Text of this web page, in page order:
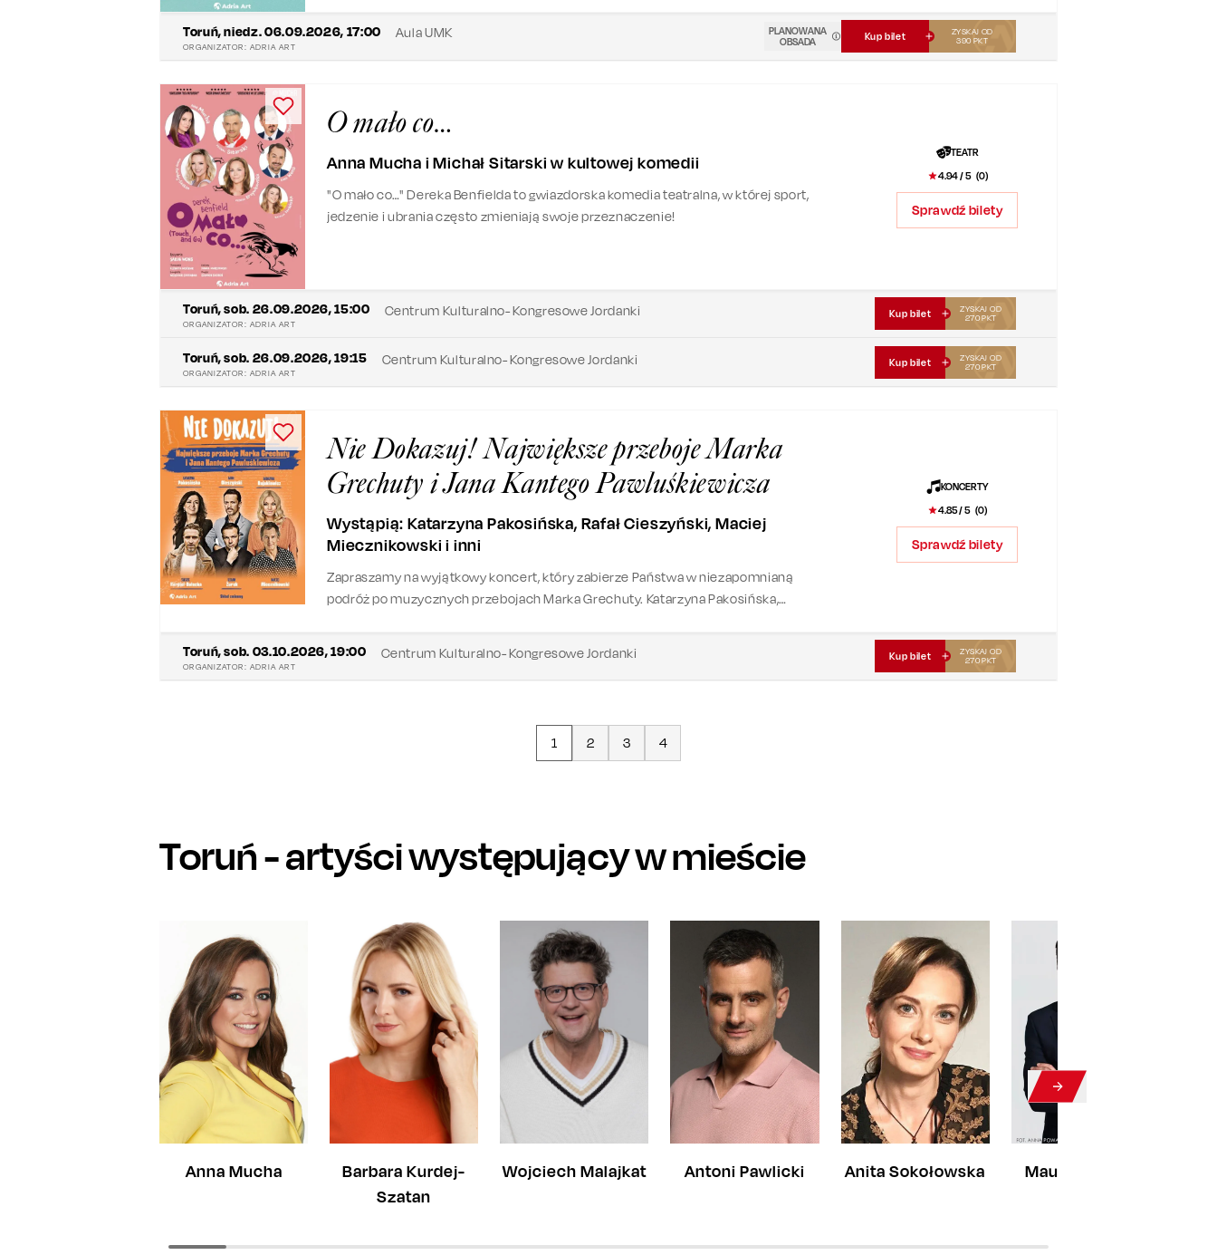
Toruń,niedz. 06.09.2026, 17:00
ORGANIZATOR: ADRIA ART
Aula UMK
PLANOWANA
OBSADA
Kup bilet
ZYSKAJ OD
390 PKT
O mało co…
Anna Mucha i Michał Sitarski w kultowej komedii
"O mało co…" Dereka Benfielda to gwiazdorska komedia teatralna, w której sport,
jedzenie i ubrania często zmieniają swoje przeznaczenie!
TEATR
4.94/ 5 (0)
Sprawdź bilety
Toruń,sob. 26.09.2026, 15:00
ORGANIZATOR: ADRIA ART
Centrum Kulturalno- Kongresowe Jordanki Kup bilet
ZYSKAJ OD
270PKT
Toruń,sob. 26.09.2026, 19:15
ORGANIZATOR: ADRIA ART
Centrum Kulturalno- Kongresowe Jordanki Kup bilet
ZYSKAJ OD
270PKT
Nie Dokazuj! Największe przeboje Marka
Grechuty i Jana Kantego Pawluśkiewicza
Wystąpią: Katarzyna Pakosińska, Rafał Cieszyński, Maciej
Miecznikowski i inni
Zapraszamy na wyjątkowy koncert, który zabierze Państwa w niezapomnianą
podróż po muzycznych przebojach Marka Grechuty. Katarzyna Pakosińska,
również zaskoczą publiczność błyskotliwymi anegdotami i ciekawymi historiami.
KONCERTY
4.85/ 5 (0)
Sprawdź bilety
Toruń,sob. 03.10.2026, 19:00
ORGANIZATOR: ADRIA ART
Centrum Kulturalno- Kongresowe Jordanki Kup bilet
ZYSKAJ OD
270PKT
1 2 3 4
Toruń- artyści występujący w mieście
Anna Mucha
Barbara Kurdej-
Szatan
Wojciech Malajkat Antoni Pawlicki Anita Sokołowska
Maurycy Popiel